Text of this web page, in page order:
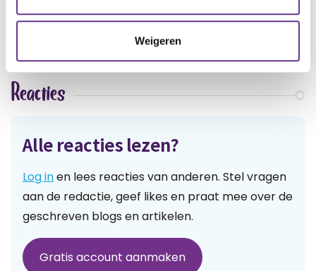
Weigeren
Reacties
Alle reacties lezen?
Log inen lees reacties van anderen. Stel vragen
aan de redactie, geef likes en praat mee over de
geschreven blogs en artikelen.
Gratis account aanmaken